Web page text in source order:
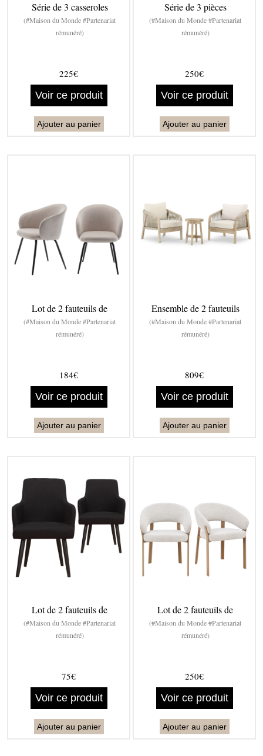
Série de 3 casseroles
(#Maison du Monde #Partenariat
rémunéré)
225€
Voir ce produit
Ajouter au panier
Série de 3 pièces
(#Maison du Monde #Partenariat
rémunéré)
250€
Voir ce produit
Ajouter au panier
Lot de 2 fauteuils de
(#Maison du Monde #Partenariat
rémunéré)
184€
Voir ce produit
Ajouter au panier
Ensemble de 2 fauteuils
(#Maison du Monde #Partenariat
rémunéré)
809€
Voir ce produit
Ajouter au panier
Lot de 2 fauteuils de
(#Maison du Monde #Partenariat
rémunéré)
75€
Voir ce produit
Ajouter au panier
Lot de 2 fauteuils de
(#Maison du Monde #Partenariat
rémunéré)
250€
Voir ce produit
Ajouter au panier